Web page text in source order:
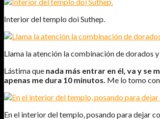
Interior del templo doi Suthep.
Llama la atención la combinación de dorados
Lástima que nada más entrar en él, va y se
apenas me dura 10 minutos. Me lo tomo
En el interior del templo, posando para dejar